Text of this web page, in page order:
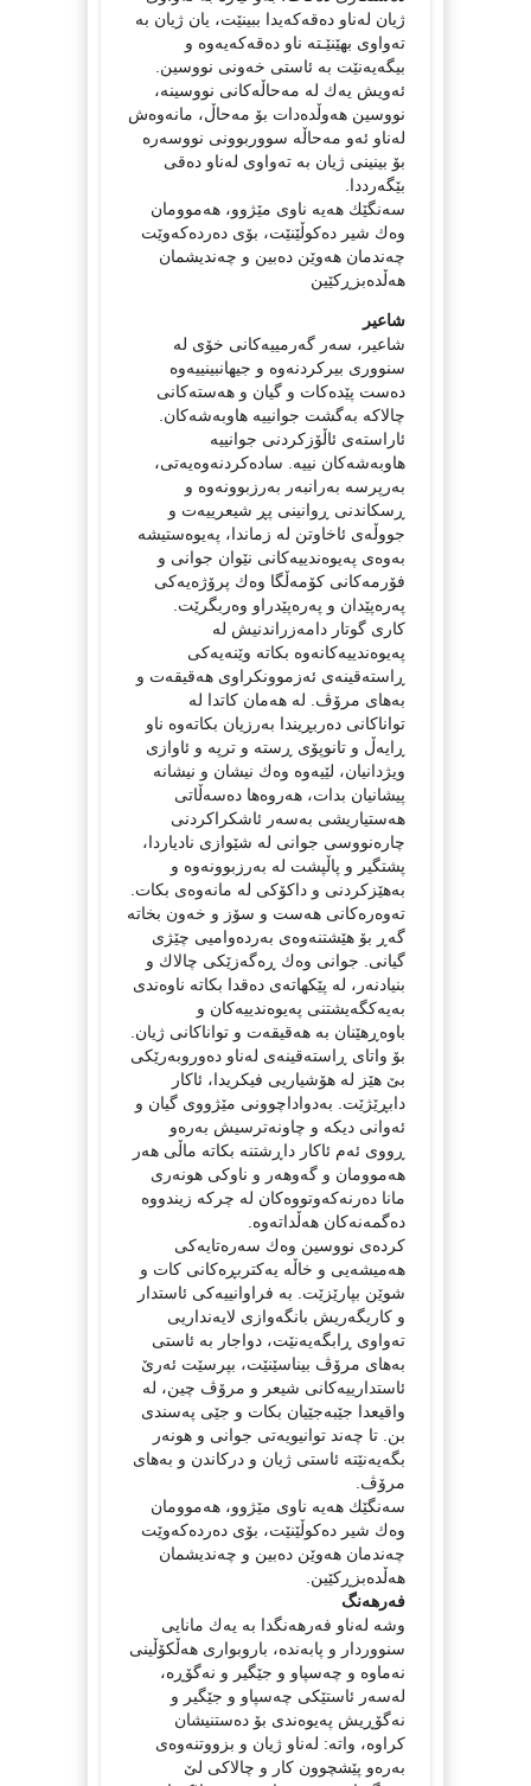
ژیان لەناو دەقەكەیدا ببینێت، یان ژیان بە
تەواوی بهێنێـتە ناو دەقەكەیەوە و
بیگەیەنێت بە ئاستی خەونی نووسین.
ئەویش یەك لە مەحاڵەكانی نووسینە،
نووسین هەوڵدەدات بۆ مەحاڵ، مانەوەش
لەناو ئەو مەحاڵە سووربوونی نووسەرە
بۆ بینینی ژیان بە تەواوی لەناو دەقی
بێگەرددا.
سەنگێك هەیە ناوی مێژوو، هەموومان
وەك شیر دەكوڵێنێت، بۆی دەردەكەوێت
چەندمان هەوێن دەبین و چەندیشمان
هەڵدەبزڕكێین
شاعیر
شاعیر، سەر گەرمییەكانی خۆی لە
سنووری بیركردنەوە و جیهانبینییەوە
دەست پێدەكات و گیان و هەستەكانی
چالاكە بەگشت جوانییە هاوبەشەكان.
ئاراستەی ئاڵۆزكردنی جوانییە
هاوبەشەكان نییە. سادەكردنەوەیەتی،
بەرپرسە بەرانبەر بەرزبوونەوە و
ڕسكاندنی ڕوانینی پڕ شیعرییەت و
جووڵەی ئاخاوتن لە زماندا، پەیوەستیشە
بەوەی پەیوەندییەكانی نێوان جوانی و
فۆرمەكانی كۆمەڵگا وەك پرۆژەیەكی
پەرەپێدان و پەرەپێدراو وەربگرێت.
كاری گوتار دامەزراندنیش لە
پەیوەندییەكانەوە بكاتە وێنەیەكی
ڕاستەقینەی ئەزموونكراوی هەقیقەت و
بەهای مرۆڤ. لە هەمان كاتدا لە
تواناكانی دەربڕیندا بەرزیان بكاتەوە ناو
ڕایەڵ و تانوپۆی ڕستە و ترپە و ئاوازی
ویژدانیان، لێیەوە وەك نیشان و نیشانە
پیشانیان بدات، هەروەها دەسەڵاتی
هەستیاریشی بەسەر ئاشكراكردنی
چارەنووسی جوانی لە شێوازی نادیاردا،
پشتگیر و پاڵپشت لە بەرزبوونەوە و
بەهێزكردنی و داكۆكی لە مانەوەی بكات.
تەوەرەكانی هەست و سۆز و خەون بخاتە
گەڕ بۆ هێشتنەوەی بەردەوامیی چێژی
گیانی. جوانی وەك ڕەگەزێكی چالاك و
بنیادنەر، لە پێكهاتەی دەقدا بكاتە ناوەندی
بەیەكگەیشتنی پەیوەندییەكان و
باوەڕهێنان بە هەقیقەت و تواناكانی ژیان.
بۆ واتای ڕاستەقینەی لەناو دەوروبەرێكی
بێ هێز لە هۆشیاریی فیكریدا، ئاكار
دابڕێژێت. بەدواداچوونی مێژووی گیان و
ئەوانی دیكە و چاونەترسیش بەرەو
ڕووی ئەم ئاكار داڕشتنە بكاتە ماڵی هەر
هەموومان و گەوهەر و ناوكی هونەری
مانا دەرنەكەوتووەكان لە چركە زیندووە
دەگمەنەكان هەڵداتەوە.
كردەی نووسین وەك سەرەتایەكی
هەمیشەیی و خاڵە یەكتربڕەكانی كات و
شوێن بپارێزێت. بە فراوانییەكی ئاستدار
و كاریگەریش بانگەوازی لایەنداریی
تەواوی ڕابگەیەنێت، دواجار بە ئاستی
بەهای مرۆڤ بیناسێنێت، بپرسێت ئەرێ
ئاستدارییەكانی شیعر و مرۆڤ چین، لە
واقیعدا جێبەجێیان بكات و جێی پەسندی
بن. تا چەند توانیویەتی جوانی و هونەر
بگەیەنێتە ئاستی ژیان و دركاندن و بەهای
مرۆڤ.
سەنگێك هەیە ناوی مێژوو، هەموومان
وەك شیر دەكوڵێنێت، بۆی دەردەكەوێت
چەندمان هەوێن دەبین و چەندیشمان
هەڵدەبزڕكێین.
فەرهەنگ
وشە لەناو فەرهەنگدا بە یەك مانایی
سنووردار و پابەندە، باروبواری هەڵكۆڵینی
نەماوە و چەسپاو و جێگیر و نەگۆڕە،
لەسەر ئاستێكی چەسپاو و جێگیر و
نەگۆڕیش پەیوەندی بۆ دەستنیشان
كراوە، واتە: لەناو ژیان و بزووتنەوەی
بەرەو پێشچوون كار و چالاكی لێ